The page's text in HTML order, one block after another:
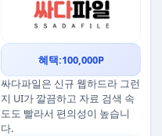
혜택:100,000P
싸다파일은 신규 웹하드라 그런
지 UI가 깔끔하고 자료 검색 속
도도 빨라서 편의성이 높습니
다.